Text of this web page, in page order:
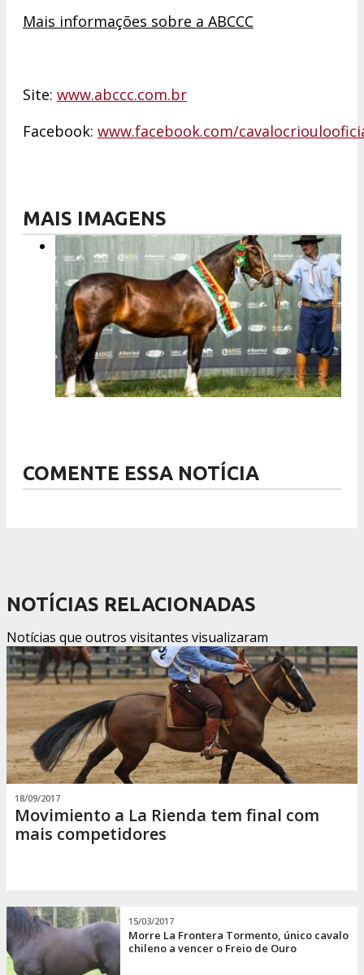
Mais informações sobre a ABCCC
Site: www.abccc.com.br
Facebook: www.facebook.com/
MAIS IMAGENS
COMENTE ESSA NOTÍCIA
NOTÍCIAS RELACIONADAS
Notícias que outros visitantes visualizaram
18/09/2017
Movimiento a La Rienda tem final com
mais competidores
15/03/2017
Morre La Frontera Tormento, único cavalo
chileno a vencer o Freio de Ouro